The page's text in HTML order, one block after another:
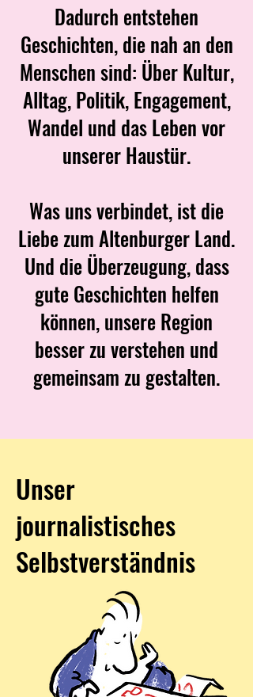
Dadurch entstehen
Geschichten, die nah an den
Menschen sind: Über Kultur,
Alltag, Politik, Engagement,
Wandel und das Leben vor
unserer Haustür.
Was uns verbindet, ist die
Liebe zum Altenburger Land.
Und die Überzeugung, dass
gute Geschichten helfen
können, unsere Region
besser zu verstehen und
gemeinsam zu gestalten.
Unser
journalistisches
Selbstverständnis